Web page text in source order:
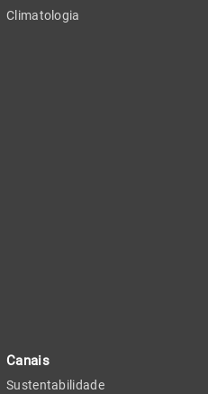
Climatologia
Canais
Sustentabilidade